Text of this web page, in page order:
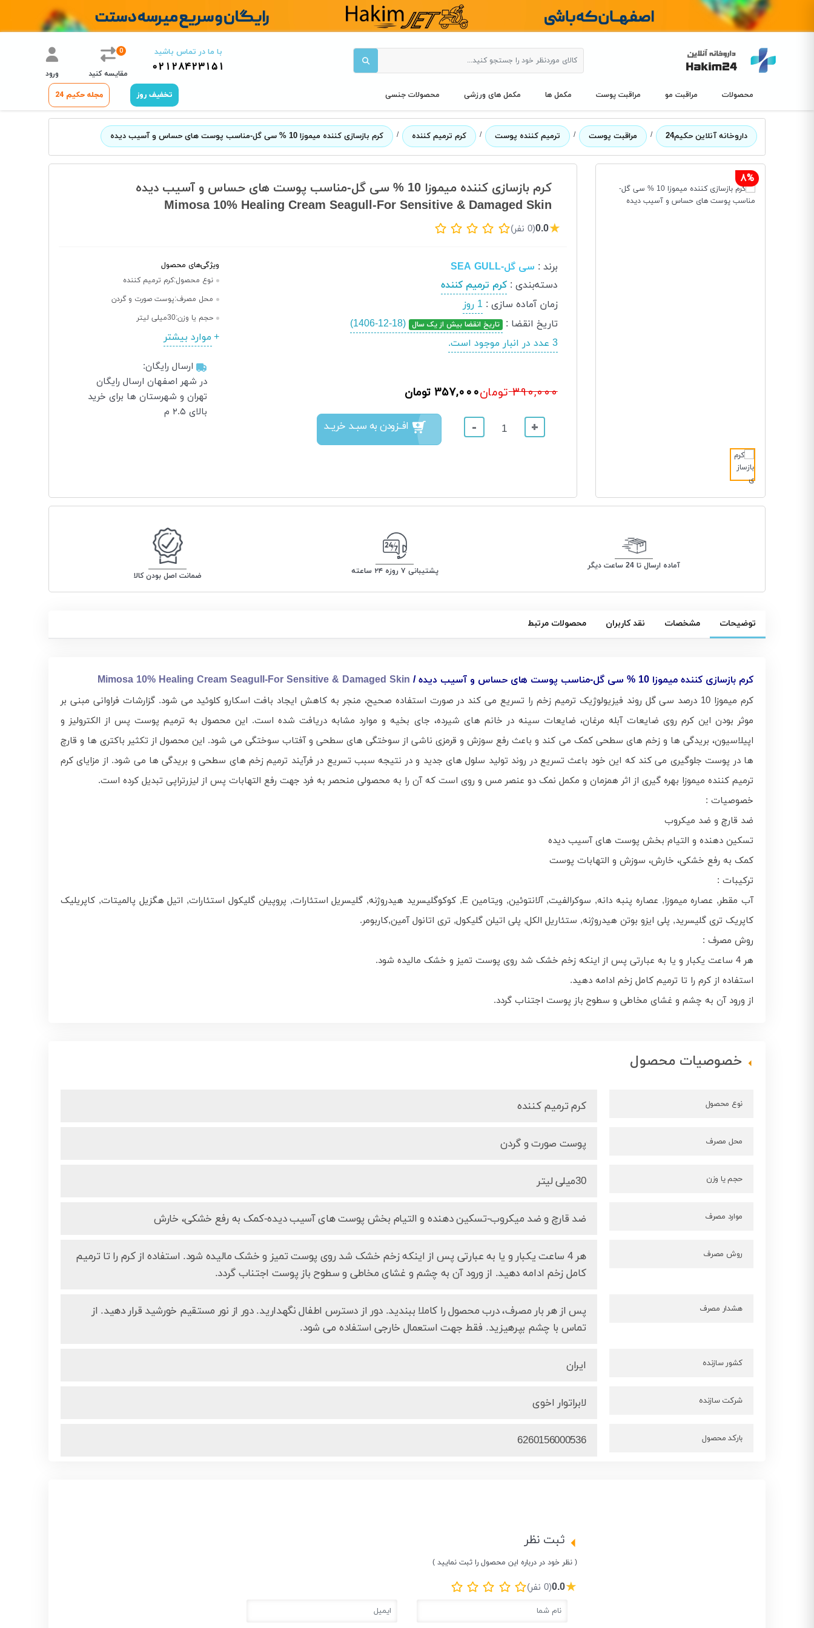
با ما در تماس باشید
02128423151
0
مقایسه کنید ورود
محصولات مراقبت مو مراقبت پوست مکمل ها مکمل های ورزشی محصولات جنسی تخفیف روز مجله حکیم 24
داروخانه آنلاین حکیم24 / مراقبت پوست / ترمیم کننده پوست / کرم ترمیم کننده / کرم بازسازی کننده میموزا 10 % سی گل-مناسب پوست های حساس و آسیب دیده
8%
کرم بازسازی کننده میموزا 10 % سی گل-مناسب پوست های حساس و آسیب دیده
Mimosa 10% Healing Cream Seagull-For Sensitive & Damaged Skin
★
0.0(0 نفر)
برند : سی گل-SEA GULL
دسته‌بندی :کرم ترمیم کننده
زمان آماده سازی :1 روز
تاریخ انقضا : تاریخ انقضا بیش از یک سال (1406-12-18)
3 عدد در انبار موجود است.
390,000 تومان357,000 تومان
+
- افــزودن به سبــد خریــد
ویژگی‌های محصول
نوع محصول:کرم ترمیم کننده
محل مصرف:پوست صورت و گردن
حجم یا وزن:30میلی لیتر
موارد بیشتر
ارسال رایگان:
در شهر اصفهان ارسال رایگان
تهران و شهرستان ها برای خرید
بالای ۲.۵ م
آماده ارسال تا 24 ساعت دیگر پشتیبانی ۷ روزه ۲۴ ساعته ضمانت اصل بودن کالا
توضیحات مشخصات نقد کاربران محصولات مرتبط
کرم بازسازی کننده میموزا 10 % سی گل-مناسب پوست های حساس و آسیب دیده / Mimosa 10% Healing Cream Seagull-For Sensitive & Damaged Skin
کرم میموزا 10 درصد سی گل روند فیزیولوژیک ترمیم زخم را تسریع می‌ کند در صورت استفاده صحیح، منجر به کاهش ایجاد بافت اسکارو کلوئید می‌ شود. گزارشات فراوانی مبنی بر
موثر بودن این کرم روی ضایعات آبله مرغان، ضایعات سینه در خانم‌ های شیرده، جای بخیه و موارد مشابه دریافت شده است. این محصول به ترمیم پوست پس از الکترولیز و
اپیلاسیون، بریدگی‌ ها و زخم‌ های سطحی کمک می‌ کند و باعث رفع سوزش و قرمزی ناشی از سوختگی‌ های سطحی و آفتاب‎ سوختگی می‌ شود. این محصول از تکثیر باکتری‌ ها و قارچ‌
ها در پوست جلوگیری می‌ کند که این خود باعث تسریع در روند تولید سلول‎ های جدید و در نتیجه سبب تسریع در فرآیند ترمیم زخم ‎های سطحی و بریدگی‎ ها می‌ شود. از مزایای کرم
ترمیم ‎کننده میموزا بهره‌ گیری از اثر همزمان و مکمل نمک دو عنصر مس و روی است که آن را به محصولی منحصر به فرد جهت رفع التهابات پس از لیزرتراپی تبدیل کرده است.
خصوصیات :
ضد قارچ و ضد میکروب
تسکین دهنده و التیام بخش پوست‌ های آسیب دیده
کمک به رفع خشکی، خارش، سوزش و التهابات پوست
ترکیبات :
آب مقطر, عصاره میموزا, عصاره پنبه دانه, سوکرالفیت, آلانتوئین, ویتامین E, کوکوگلیسرید هیدروژنه, گلیسریل استئارات, پروپیلن گلیکول استئارات, اتیل هگزیل پالمیتات, کاپریلیک
کاپریک تری گلیسرید, پلی ایزو بوتن هیدروژنه, ستئاریل الکل, پلی اتیلن گلیکول, تری اتانول آمین,کاربومر.
روش مصرف :
هر 4 ساعت یکبار و یا به عبارتی پس از اینکه زخم خشک شد روی پوست تمیز و خشک مالیده شود.
استفاده از کرم را تا ترمیم کامل زخم ادامه دهید.
از ورود آن به چشم و غشای مخاطی و سطوح باز پوست اجتناب گردد.
خصوصیات محصول
نوع محصول کرم ترمیم کننده
محل مصرف پوست صورت و گردن
حجم یا وزن 30میلی لیتر
موارد مصرف ضد قارچ و ضد میکروب-تسکین دهنده و التیام بخش پوست‌ های آسیب دیده-کمک به رفع خشکی، خارش
روش مصرف
هر 4 ساعت یکبار و یا به عبارتی پس از اینکه زخم خشک شد روی پوست تمیز و خشک مالیده شود. استفاده از کرم را تا ترمیم
کامل زخم ادامه دهید. از ورود آن به چشم و غشای مخاطی و سطوح باز پوست اجتناب گردد.
هشدار مصرف
پس از هر بار مصرف، درب محصول را کاملا ببندید. دور از دسترس اطفال نگهدارید. دور از نور مستقیم خورشید قرار دهید. از
تماس با چشم بپرهیزید. فقط جهت استعمال خارجی استفاده می شود.
کشور سازنده ایران
شرکت سازنده لابراتوار اخوی
بارکد محصول 6260156000536
ثبت نظر
( نظر خود در درباره این محصول را ثبت نمایید )
★
0.0(0 نفر)